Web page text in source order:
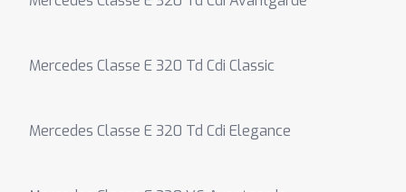
Mercedes Classe E 320 Td Cdi Classic
Mercedes Classe E 320 Td Cdi Elegance